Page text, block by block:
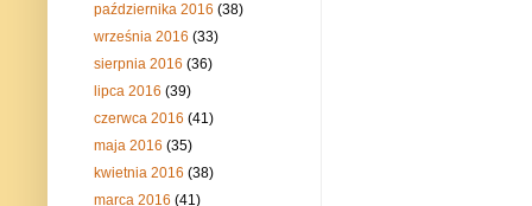
października 2016(38)
września 2016(33)
sierpnia 2016(36)
lipca 2016(39)
czerwca 2016(41)
maja 2016(35)
kwietnia 2016(38)
marca 2016(41)